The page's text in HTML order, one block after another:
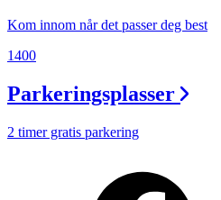
Kom innom når det passer deg best
1400
Parkeringsplasser
2 timer gratis parkering